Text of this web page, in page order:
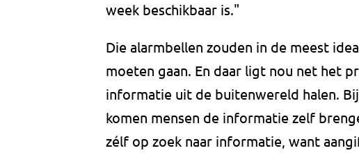
week beschikbaar is."
Die alarmbellen zouden in de meest
moeten gaan. En daar ligt nou net het
informatie uit de buitenwereld halen.
komen mensen de informatie zelf
zélf op zoek naar informatie, want